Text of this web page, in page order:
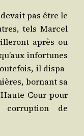
pas être le
tels Mar­cel
après ou
infor­tunes
il dis­pa­
bor­nant sa
Cour pour
cor­rup­tion de